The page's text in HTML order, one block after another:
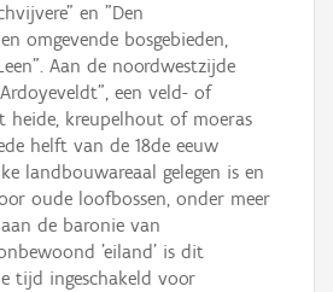
en "Den
omgevende bosgebieden,
Aan de noordwestzijde
een veld- of
heide, kreupelhout of moeras
helft van de 18de eeuw
landbouwareaal gelegen is en
oude loofbossen, onder meer
de baronie van
'eiland' is dit
tijd ingeschakeld voor